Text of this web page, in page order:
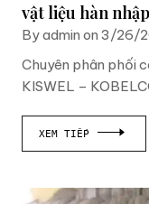
vật liệu hàn
By admin on 3/26/
Chuyên phân phối
KISWEL –
XEM TIẾP